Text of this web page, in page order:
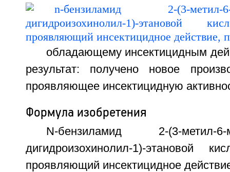
обладающему инсектицидным
результат: получено новое
проявляющее инсектицидную
Формула изобретения
N-бензиламид 2-(3-метил-6-
дигидроизохинолил-1)-этановой
проявляющий инсектицидное